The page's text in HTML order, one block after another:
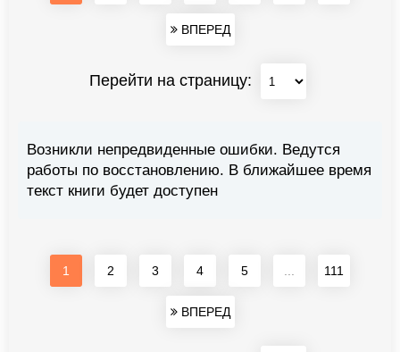
ВПЕРЕД
Перейти на страницу:
Возникли непредвиденные ошибки. Ведутся
работы по восстановлению. В ближайшее время
текст книги будет доступен
1 2 3 4 5 111
ВПЕРЕД